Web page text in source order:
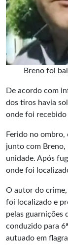
Breno foi
De acordo com
dos tiros havia
onde foi recebido
Ferido no ombro,
junto com Breno,
unidade. Após
onde foi
O autor do
foi localizado e
pelas
conduzido para
autuado em